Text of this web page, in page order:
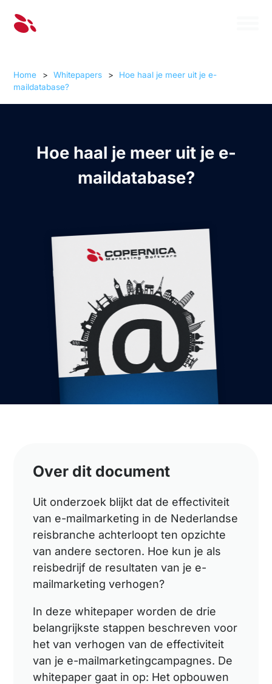
Home > Whitepapers >
Hoe haal je meer uit je e-
maildatabase?
Hoe haal je meer uit je e-
maildatabase?
Over dit document
Uit onderzoek blijkt dat de effectiviteit
van e-mailmarketing in de Nederlandse
reisbranche achterloopt ten opzichte
van andere sectoren. Hoe kun je als
reisbedrijf de resultaten van je e-
mailmarketing verhogen?
In deze whitepaper worden de drie
belangrijkste stappen beschreven voor
het van verhogen van de effectiviteit
van je e-mailmarketingcampagnes. De
whitepaper gaat in op: Het opbouwen